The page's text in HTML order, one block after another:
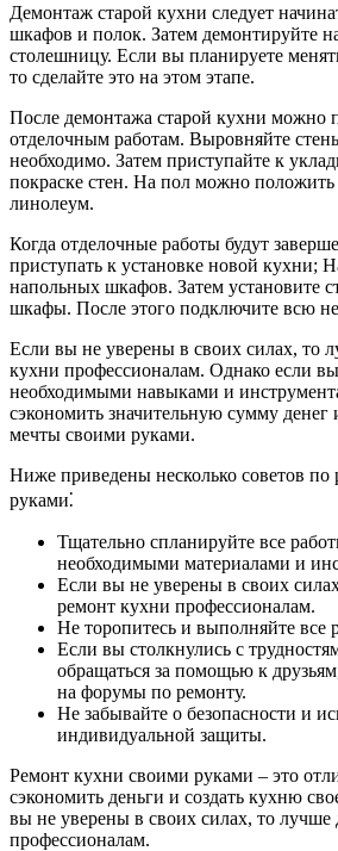
Демонтаж старой кухни следует
шкафов и полок. Затем демонтируйте
столешницу. Если вы планируете
то сделайте это на этом этапе.
После демонтажа старой кухни можно
отделочным работам. Выровняйте
необходимо. Затем приступайте к
покраске стен. На пол можно
линолеум.
Когда отделочные работы будут
приступать к установке новой кухни;
напольных шкафов. Затем установите
шкафы. После этого подключите всю
Если вы не уверены в своих силах, то
кухни профессионалам. Однако если вы
необходимыми навыками и
сэкономить значительную сумму денег
мечты своими руками.
Ниже приведены несколько советов
руками⁚
Тщательно спланируйте все
необходимыми материалами и
Если вы не уверены в своих
ремонт кухни профессионалам.
Не торопитесь и выполняйте все
Если вы столкнулись с
обращаться за помощью к
на форумы по ремонту.
Не забывайте о безопасности и
индивидуальной защиты.
Ремонт кухни своими руками – это
сэкономить деньги и создать кухню
вы не уверены в своих силах, то лучше
профессионалам.